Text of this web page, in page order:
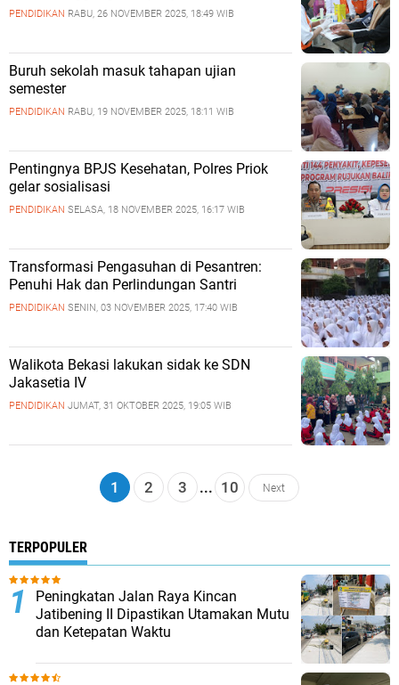
PENDIDIKAN RABU, 26 NOVEMBER 2025, 18:49 WIB
Buruh sekolah masuk tahapan ujian
semester
PENDIDIKAN RABU, 19 NOVEMBER 2025, 18:11 WIB
Pentingnya BPJS Kesehatan, Polres Priok
gelar sosialisasi
PENDIDIKAN SELASA, 18 NOVEMBER 2025, 16:17 WIB
Transformasi Pengasuhan di Pesantren:
Penuhi Hak dan Perlindungan Santri
PENDIDIKAN SENIN, 03 NOVEMBER 2025, 17:40 WIB
Walikota Bekasi lakukan sidak ke SDN
Jakasetia IV
PENDIDIKAN JUMAT, 31 OKTOBER 2025, 19:05 WIB
1 2 3 ... 10 Next
TERPOPULER
Peningkatan Jalan Raya Kincan
Jatibening II Dipastikan Utamakan Mutu
dan Ketepatan Waktu